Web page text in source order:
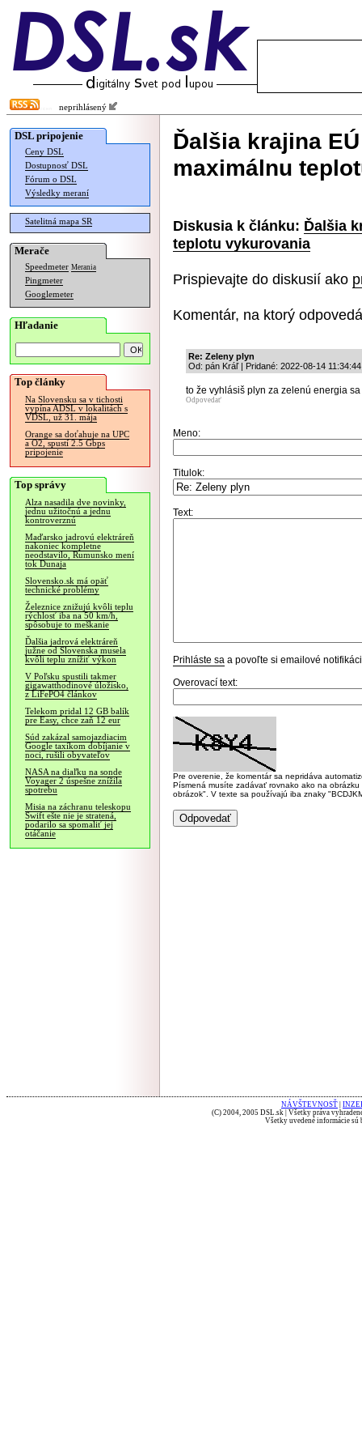
neprihlásený
DSL pripojenie
Ceny DSL
Dostupnosť DSL
Fórum o DSL
Výsledky meraní
Satelitná mapa SR
Merače
Speedmeter Merania
Pingmeter
Googlemeter
Hľadanie
Top články
Na Slovensku sa v tichosti
vypína ADSL v lokalitách s
VDSL, už 31. mája
Orange sa doťahuje na UPC
a O2, spustí 2.5 Gbps
pripojenie
Top správy
Alza nasadila dve novinky,
jednu užitočnú a jednu
kontroverznú
Maďarsko jadrovú elektráreň
nakoniec kompletne
neodstavilo, Rumunsko mení
tok Dunaja
Slovensko.sk má opäť
technické problémy
Železnice znižujú kvôli teplu
rýchlosť iba na 50 km/h,
spôsobuje to meškanie
Ďalšia jadrová elektráreň
južne od Slovenska musela
kvôli teplu znížiť výkon
V Poľsku spustili takmer
gigawatthodinové úložisko,
z LiFePO4 článkov
Telekom pridal 12 GB balík
pre Easy, chce zaň 12 eur
Súd zakázal samojazdiacim
Google taxíkom dobíjanie v
noci, rušili obyvateľov
NASA na diaľku na sonde
Voyager 2 úspešne znížila
spotrebu
Misia na záchranu teleskopu
Swift ešte nie je stratená,
podarilo sa spomaliť jej
otáčanie
Ďalšia krajina
maximálnu
Diskusia k článku: Ďalšia
teplotu vykurovania
Prispievajte do diskusií ako
Komentár, na ktorý
Re: Zeleny plyn
Od: pán Kráľ | Pridané: 2022-08-14 11:34:44
to že vyhlásiš plyn za zelenú energia
Odpovedať
Meno:
Titulok:
Text:
Prihláste sa a povoľte si emailové
Overovací text:
Pre overenie, že komentár sa nepridáva
Písmená musíte zadávať rovnako ako na
obrázok". V texte sa používajú iba znaky
NÁVŠTEVNOSŤ
(C) 2004, 2005 DSL.sk | Všetky práva
Všetky uvedené informácie sú